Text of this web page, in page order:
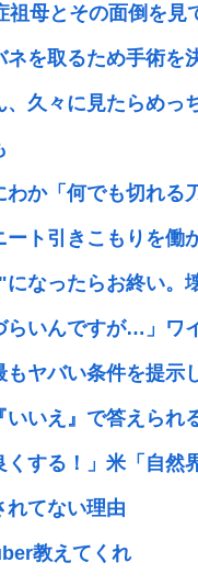
祖母とその面倒を
を取るため手術を
、久々に見たらめっ
か「何でも切れる
ート引きこもりを働
なったらお終い。
らいんですが…」ワ
ヤバい条件を提示
いいえ』で答えられ
くする！」米「自然
れてない理由
教えてくれ